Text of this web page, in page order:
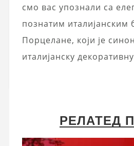
смо вас упознали са
познатим италијанским
Порцелане, који је
италијанску
РЕЛАТЕД